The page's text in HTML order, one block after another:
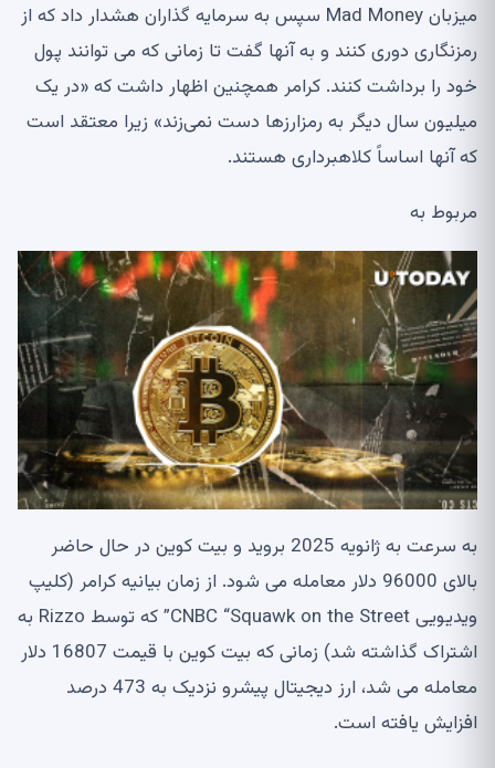
میزبان Mad Money سپس به سرمایه گذاران هشدار داد که از
رمزنگاری دوری کنند و به آنها گفت تا زمانی که می توانند پول
خود را برداشت کنند. کرامر همچنین اظهار داشت که «در یک
میلیون سال دیگر به رمزارزها دست نمی‌زند» زیرا معتقد است
که آنها اساساً کلاهبرداری هستند.
مربوط به
به سرعت به ژانویه 2025 بروید و بیت کوین در حال حاضر
بالای 96000 دلار معامله می شود. از زمان بیانیه کرامر (کلیپ
ویدیویی CNBC “Squawk on the Street” که توسط Rizzo به
اشتراک گذاشته شد) زمانی که بیت کوین با قیمت 16807 دلار
معامله می شد، ارز دیجیتال پیشرو نزدیک به 473 درصد
افزایش یافته است.